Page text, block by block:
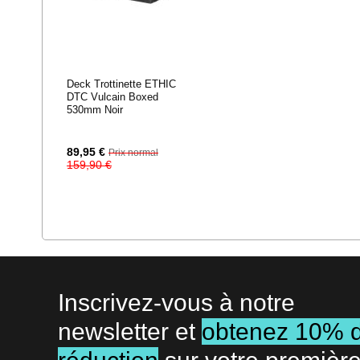
Deck Trottinette ETHIC
DTC Vulcain Boxed
530mm Noir
Prix
Spécial
89,95 € Prix normal
159,90 €
Inscrivez-vous à notre
newsletter et obtenez 10%